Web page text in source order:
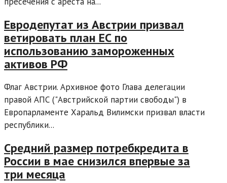
Евродепутат из Австрии призвал
ветировать план ЕС по
использованию замороженных
активов РФ
Флаг Австрии. Архивное фото Глава делегации
правой АПС ("Австрийской партии свободы") в
Европарламенте Харальд Вилимски призвал власти
республики...
Средний размер потребкредита в
России в мае снизился впервые за
три месяца